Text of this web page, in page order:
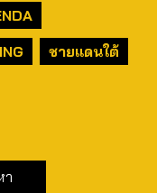
ชายแดนใต้